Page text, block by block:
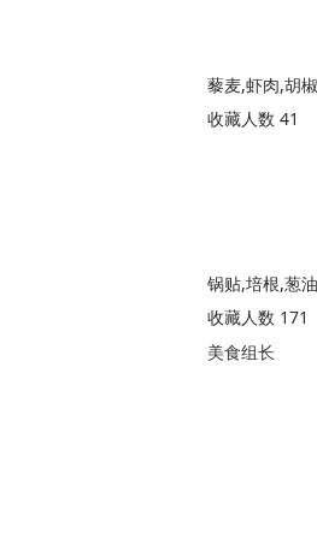
藜麦,虾肉,胡
收藏人数 41
锅贴,培根,葱
收藏人数 171
美食组长